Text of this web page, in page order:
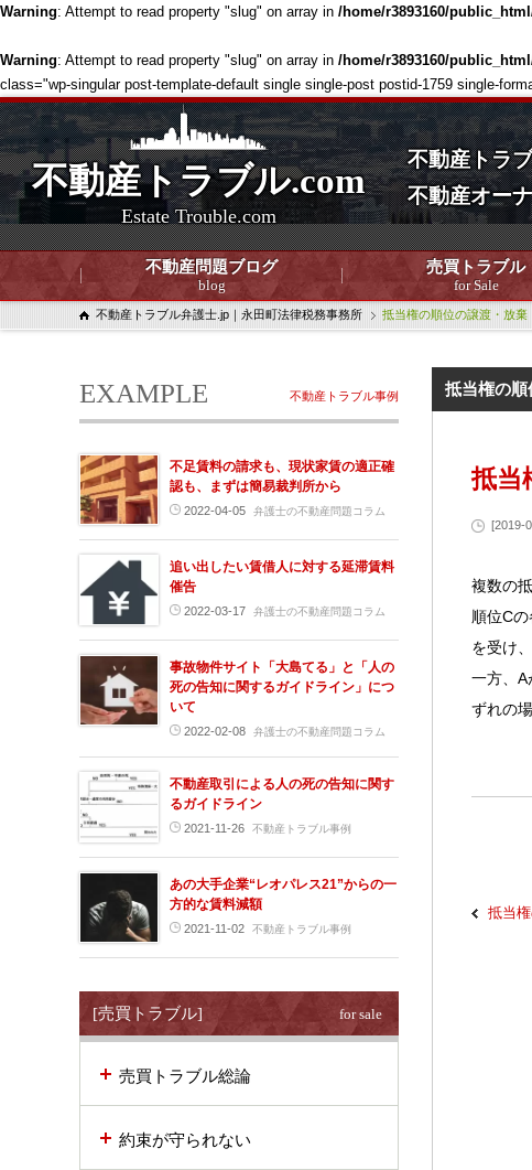
Warning: Attempt to read property "slug" on array in /home/r3893160/
Warning: Attempt to read property "slug" on array in /home/r3893160/
class="wp-singular post-template-default single single-post postid-1759 single-
不動産トラブル.com
Estate Trouble.com
不動産トラ
不動産オー
不動産問題ブログ
blog
売買トラブル
for Sale
不動産トラブル弁護士.jp｜永田町法律税務事務所 抵当権の順位の譲渡・放棄
抵当権の
抵当
[2019-
複数の
順位C
を受け
一方、A
ずれの
抵当
不動産トラブル事例
EXAMPLE
不足賃料の請求も、現状家賃の適正確
認も、まずは簡易裁判所から
2022-04-05 弁護士の不動産問題コラム
追い出したい賃借人に対する延滞賃料
催告
2022-03-17 弁護士の不動産問題コラム
事故物件サイト「大島てる」と「人の
死の告知に関するガイドライン」につ
いて
2022-02-08 弁護士の不動産問題コラム
不動産取引による人の死の告知に関す
るガイドライン
2021-11-26 不動産トラブル事例
あの大手企業“レオパレス21”からの一
方的な賃料減額
2021-11-02 不動産トラブル事例
[売買トラブル] for sale
売買トラブル総論
約束が守られない